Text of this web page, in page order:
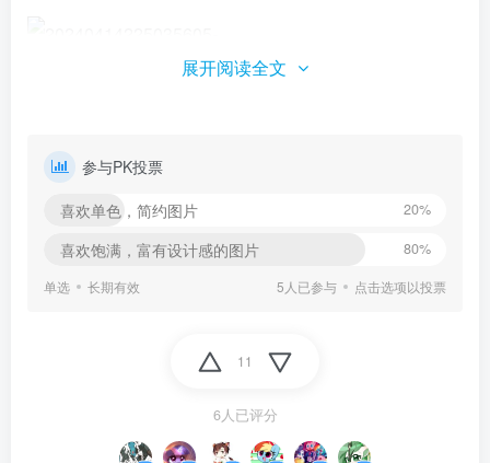
展开阅读全文
参与PK投票
20%
喜欢单色，简约图片
80%
喜欢饱满，富有设计感的图片
单选 长期有效 5人已参与 点击选项以投票
11
6人已评分